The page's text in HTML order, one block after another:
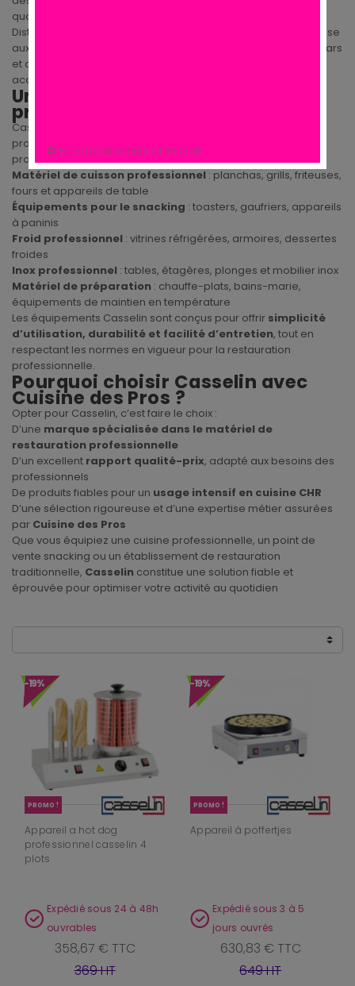
quotidiennes des
Distribuée par
, la marque Casselin s’adresse
aux restaurateurs, traiteurs, gérants de snacks, food trucks, bars
et collectivités à la recherche de matériels performants,
accessibles et adaptés à un usage intensif.
Une gamme complète pour les
professionnels CHR
Casselin développe une large gamme d’équipements
professionnels couvrant les principaux besoins des cuisines
professionnelles et de la restauration rapide, notamment :
Matériel de cuisson professionnel : planchas, grills, friteuses,
fours et appareils de table
Équipements pour le snacking : toasters, gaufriers, appareils
à paninis
Froid professionnel : vitrines réfrigérées, armoires, dessertes
froides
Inox professionnel : tables, étagères, plonges et mobilier inox
Matériel de préparation : chauffe-plats, bains-marie,
équipements de maintien en température
Les équipements Casselin sont conçus pour offrir simplicité
d’utilisation, durabilité et facilité d’entretien, tout en
respectant les normes en vigueur pour la restauration
professionnelle.
Pourquoi choisir Casselin avec
Cuisine des Pros ?
Opter pour Casselin, c’est faire le choix :
D’une marque spécialisée dans le matériel de
restauration professionnelle
D’un excellent rapport qualité-prix, adapté aux besoins des
professionnels
De produits fiables pour un usage intensif en cuisine CHR
D’une sélection rigoureuse et d’une expertise métier assurées
par Cuisine des Pros
Que vous équipiez une cuisine professionnelle, un point de
vente snacking ou un établissement de restauration
traditionnelle, Casselin constitue une solution fiable et
éprouvée pour optimiser votre activité au quotidien
-19%
PROMO !
Appareil a hot dog
professionnel casselin 4
plots
Expédié sous 24 à 48h
ouvrables
358,67 € TTC
369 HT
-19%
PROMO !
Appareil à poffertjes
Expédié sous 3 à 5
jours ouvrés
630,83 € TTC
649 HT
NE PLUS MONTRER CE POPUP.